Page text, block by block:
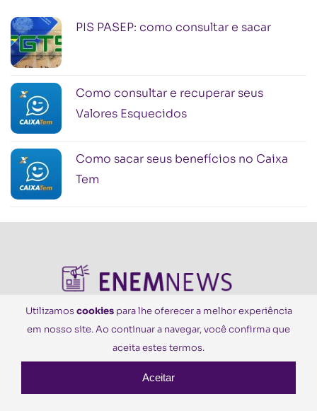
PIS PASEP: como consultar e sacar
Como consultar e recuperar seus
Valores Esquecidos
Como sacar seus benefícios no Caixa
Tem
© Todos os Direitos Reservados
Utilizamoscookiespara lhe oferecer a melhor experiência
em nosso site. Ao continuar a navegar, você confirma que
aceita estes termos.
Aceitar